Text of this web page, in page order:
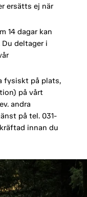
ersätts ej när
14 dagar kan
deltager i
fysiskt på plats,
på vårt
andra
på tel. 031-
innan du